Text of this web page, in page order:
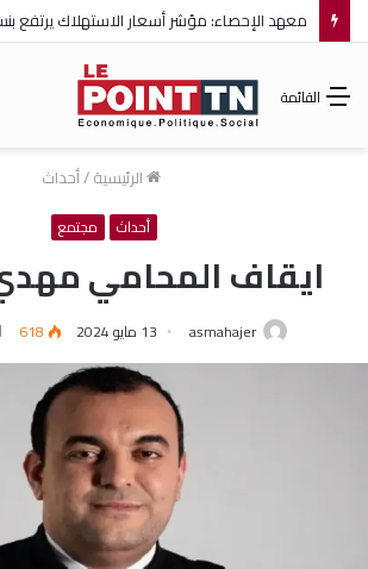
القائمة
الرئيسية/أحداث
أحداث مجتمع
ايقاف المحامي
asmahajer 13 مايو 2024 618